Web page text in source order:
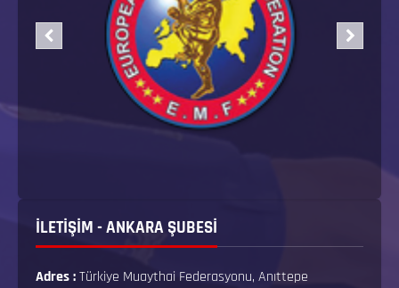
İLETİŞİM - ANKARA ŞUBESİ
Adres :Türkiye Muaythai Federasyonu, Anıttepe